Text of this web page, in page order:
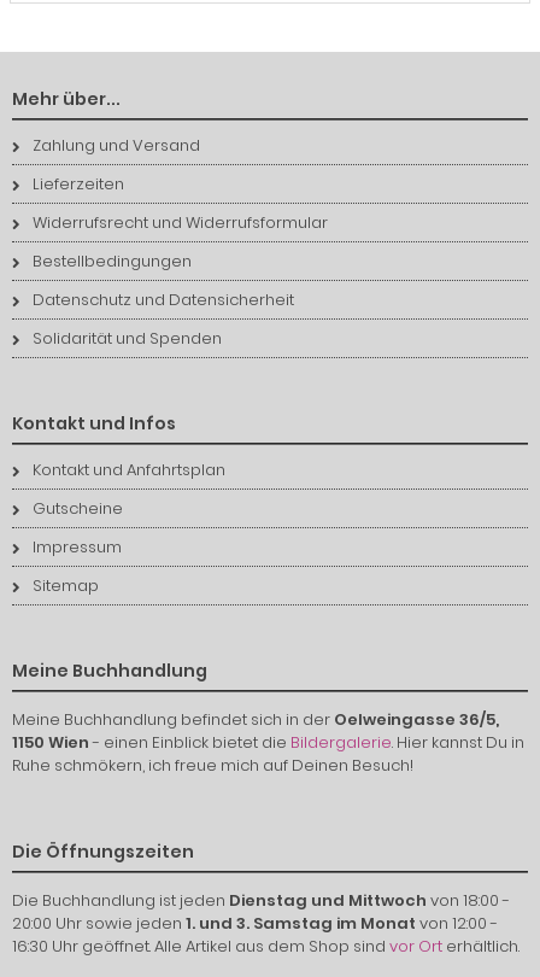
Mehr über...
Zahlung und Versand
Lieferzeiten
Widerrufsrecht und Widerrufsformular
Bestellbedingungen
Datenschutz und Datensicherheit
Solidarität und Spenden
Kontakt und Infos
Kontakt und Anfahrtsplan
Gutscheine
Impressum
Sitemap
Meine Buchhandlung
Meine Buchhandlung befindet sich in der Oelweingasse 36/5,
1150 Wien- einen Einblick bietet die Bildergalerie. Hier kannst Du in
Ruhe schmökern, ich freue mich auf Deinen Besuch!
Die Öffnungszeiten
Die Buchhandlung ist jeden Dienstag und Mittwoch von 18:00 -
20:00 Uhr sowie jeden 1. und 3. Samstag im Monat von 12:00 -
16:30 Uhr geöffnet. Alle Artikel aus dem Shop sind vor Ort erhältlich.